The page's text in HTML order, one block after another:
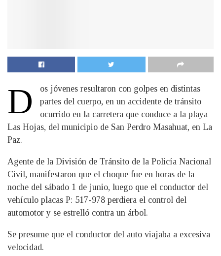
D
os jóvenes resultaron con golpes en distintas
partes del cuerpo, en un accidente de tránsito
ocurrido en la carretera que conduce a la playa
Las Hojas, del municipio de San Perdro Masahuat, en La
Paz.
Agente de la División de Tránsito de la Policía Nacional
Civil, manifestaron que el choque fue en horas de la
noche del sábado 1 de junio, luego que el conductor del
vehículo placas P: 517-978 perdiera el control del
automotor y se estrelló contra un árbol.
Se presume que el conductor del auto viajaba a excesiva
velocidad.